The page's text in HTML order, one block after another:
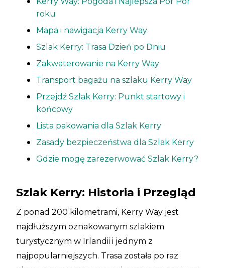
roku
Mapa i nawigacja Kerry Way
Szlak Kerry: Trasa Dzień po Dniu
Zakwaterowanie na Kerry Way
Transport bagażu na szlaku Kerry Way
Przejdź Szlak Kerry: Punkt startowy i
końcowy
Lista pakowania dla Szlak Kerry
Zasady bezpieczeństwa dla Szlak Kerry
Gdzie mogę zarezerwować Szlak Kerry?
Szlak Kerry: Historia i Przegląd
Z ponad 200 kilometrami, Kerry Way jest
najdłuższym oznakowanym szlakiem
turystycznym w Irlandii i jednym z
najpopularniejszych. Trasa została po raz